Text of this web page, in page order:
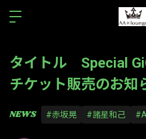
タイトル Special
チケット販売のお知
NEWS #赤坂晃 #諸星和己